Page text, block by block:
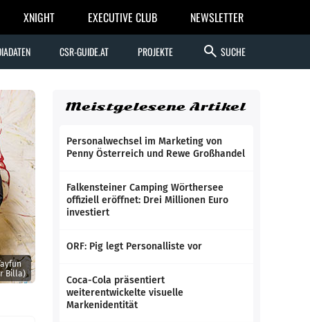
XNIGHT EXECUTIVE CLUB NEWSLETTER
CSR-GUIDE.AT PROJEKTE search SUCHE
Billa)
Meistgelesene Artikel
Personalwechsel im Marketing von
Penny Österreich und Rewe Großhandel
Falkensteiner Camping Wörthersee
offiziell eröffnet: Drei Millionen Euro
investiert
ORF: Pig legt Personalliste vor
Coca-Cola präsentiert
weiterentwickelte visuelle
Markenidentität